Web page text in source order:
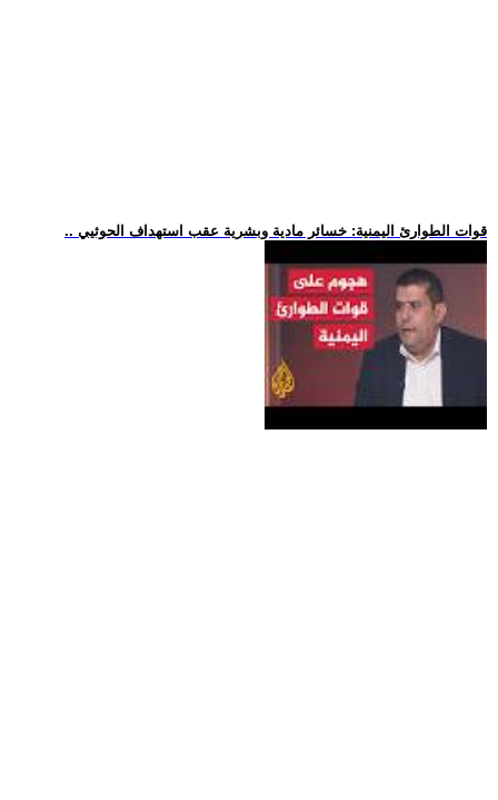
.. قوات الطوارئ اليمنية: خسائر مادية وبشرية عقب استهداف الحوثيي